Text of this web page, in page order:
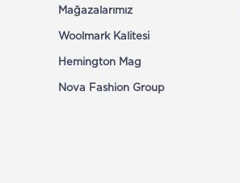
Mağazalarımız
Woolmark Kalitesi
Hemington Mag
Nova Fashion Group